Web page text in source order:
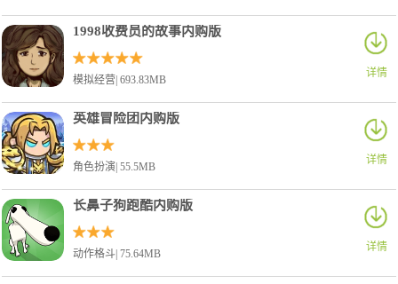
详情
1998收费员的故事内购版
模拟经营| 693.83MB
详情
英雄冒险团内购版
角色扮演| 55.5MB
详情
长鼻子狗跑酷内购版
动作格斗| 75.64MB